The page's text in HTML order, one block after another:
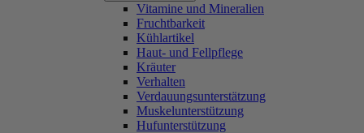
Vitamine und Mineralien
Fruchtbarkeit
Kühlartikel
Haut- und Fellpflege
Kräuter
Verhalten
Verdauungsunterstätzung
Muskelunterstützung
Hufunterstützung